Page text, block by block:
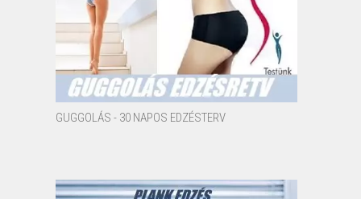
GUGGOLÁS - 30 NAPOS EDZÉSTERV